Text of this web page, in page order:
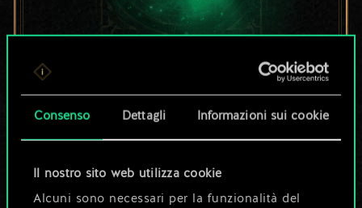
Consenso Dettagli Informazioni sui cookie
Il nostro sito web utilizza cookie
Alcuni sono necessari per la funzionalità del
Per ora, è solo un
set di carte
Ma può diventare